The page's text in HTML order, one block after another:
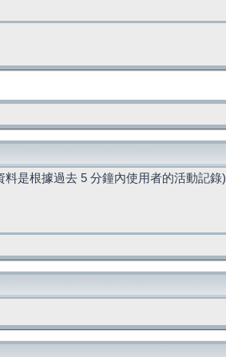
是根據過去 5 分鐘內使用者的活動記錄)